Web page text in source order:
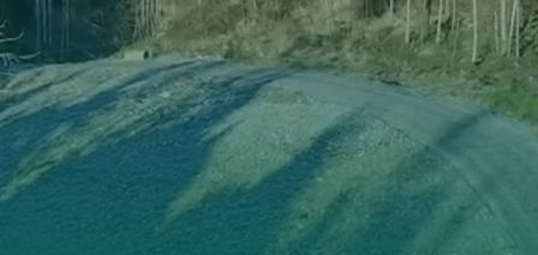
Kvinnherad
Nordhordland
Øygarden